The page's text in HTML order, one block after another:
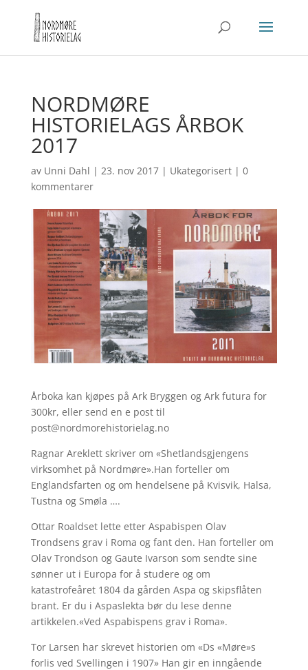
NORDMØRE
HISTORIELAGS ÅRBOK
2017
av Unni Dahl | 23. nov 2017| Ukategorisert| 0
kommentarer
Årboka kan kjøpes på Ark Bryggen og Ark futura for
300kr, eller send en e post til
post@nordmorehistorielag.no
Ragnar Areklett skriver om «Shetlandsgjengens
virksomhet på Nordmøre».Han forteller om
Englandsfarten og om hendelsene på Kvisvik, Halsa,
Tustna og Smøla ….
Ottar Roaldset lette etter Aspabispen Olav
Trondsens grav i Roma og fant den. Han forteller om
Olav Trondson og Gaute Ivarson som sendte sine
sønner ut i Europa for å studere og om
katastrofeåret 1804 da gården Aspa og skipsflåten
brant. Er du i Aspaslekta bør du lese denne
artikkelen.«Ved Aspabispens grav i Roma».
Tor Larsen har skrevet historien om «Ds «Møre»s
forlis ved Svellingen i 1907» Han gir en inngående